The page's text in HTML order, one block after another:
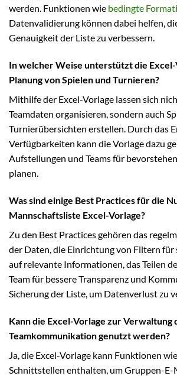
werden. Funktionen wie bedingte
Datenvalidierung können dabei helfen,
Genauigkeit der Liste zu verbessern.
In welcher Weise unterstützt die Excel-
Planung von Spielen und Turnieren?
Mithilfe der Excel-Vorlage lassen sich
Teamdaten organisieren, sondern auch
Turnierübersichten erstellen. Durch das
Verfügbarkeiten kann die Vorlage dazu
Aufstellungen und Teams für
planen.
Was sind einige Best Practices für die
Mannschaftsliste Excel-Vorlage?
Zu den Best Practices gehören das
der Daten, die Einrichtung von Filtern
auf relevante Informationen, das Teilen
Team für bessere Transparenz und
Sicherung der Liste, um Datenverlust zu
Kann die Excel-Vorlage zur Verwaltung
Teamkommunikation genutzt werden?
Ja, die Excel-Vorlage kann Funktionen
Schnittstellen enthalten, um Gruppen-E-